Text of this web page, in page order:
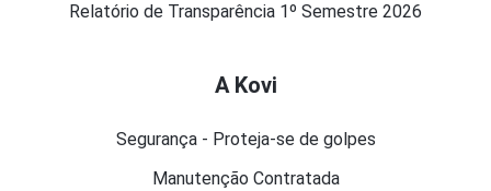
Relatório de Transparência 1º Semestre 2026
A Kovi
Segurança - Proteja-se de golpes
Manutenção Contratada